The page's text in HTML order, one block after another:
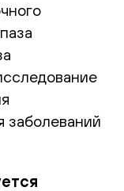
заболеваний